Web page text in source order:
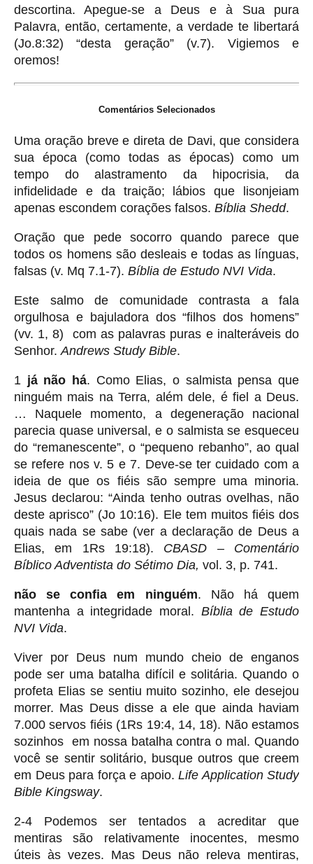
descortina. Apegue-se a Deus e à Sua pura
Palavra, então, certamente, a verdade te libertará
(Jo.8:32) “desta geração” (v.7). Vigiemos e
oremos!
Comentários Selecionados
Uma oração breve e direta de Davi, que considera
sua época (como todas as épocas) como um
tempo do alastramento da hipocrisia, da
infidelidade e da traição; lábios que lisonjeiam
apenas escondem corações falsos. Bíblia Shedd.
Oração que pede socorro quando parece que
todos os homens são desleais e todas as línguas,
falsas (v. Mq 7.1-7). Bíblia de Estudo NVI Vida.
Este salmo de comunidade contrasta a fala
orgulhosa e bajuladora dos “filhos dos homens”
(vv. 1, 8) com as palavras puras e inalteráveis do
Senhor.Andrews Study Bible.
1 já não há. Como Elias, o salmista pensa que
ninguém mais na Terra, além dele, é fiel a Deus.
… Naquele momento, a degeneração nacional
parecia quase universal, e o salmista se esqueceu
do “remanescente”, o “pequeno rebanho”, ao qual
se refere nos v. 5 e 7. Deve-se ter cuidado com a
ideia de que os fiéis são sempre uma minoria.
Jesus declarou: “Ainda tenho outras ovelhas, não
deste aprisco” (Jo 10:16). Ele tem muitos fiéis dos
quais nada se sabe (ver a declaração de Deus a
Elias, em 1Rs 19:18). CBASD – Comentário
Bíblico Adventista do Sétimo Dia, vol. 3, p. 741.
não se confia em ninguém. Não há quem
mantenha a integridade moral. Bíblia de Estudo
NVI Vida.
Viver por Deus num mundo cheio de enganos
pode ser uma batalha difícil e solitária. Quando o
profeta Elias se sentiu muito sozinho, ele desejou
morrer. Mas Deus disse a ele que ainda haviam
7.000 servos fiéis (1Rs 19:4, 14, 18). Não estamos
sozinhos em nossa batalha contra o mal. Quando
você se sentir solitário, busque outros que creem
em Deus para força e apoio. Life Application Study
Bible Kingsway.
2-4 Podemos ser tentados a acreditar que
mentiras são relativamente inocentes, mesmo
úteis às vezes. Mas Deus não releva mentiras,